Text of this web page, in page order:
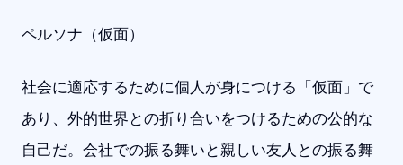
ペルソナ（仮面）
社会に適応するために個人が身につける「仮面」で
あり、外的世界との折り合いをつけるための公的な
自己だ。会社での振る舞いと親しい友人との振る舞